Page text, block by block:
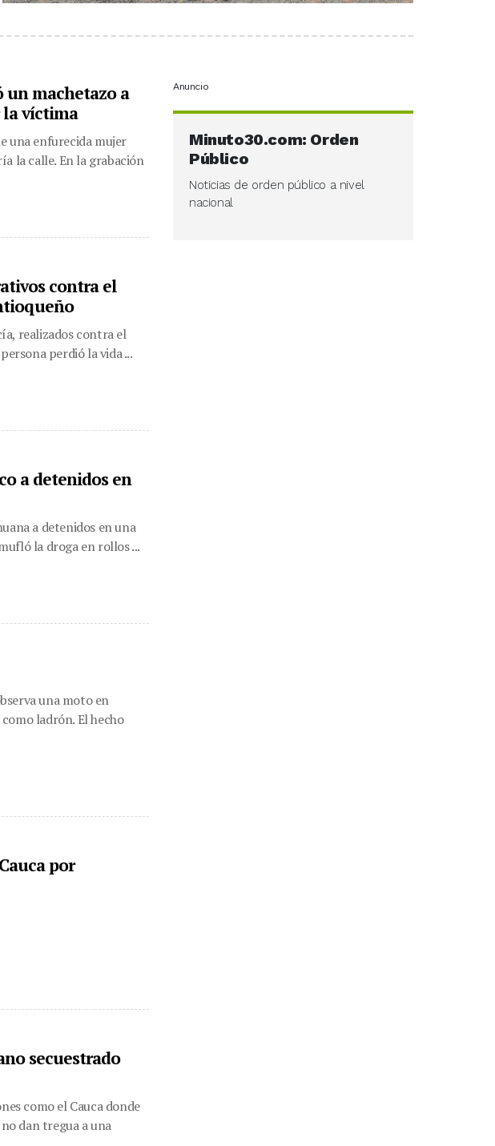
machetazo a
la víctima
una enfurecida mujer
la calle. En la grabación
contra el
realizados contra el
perdió la vida ...
a detenidos en
a detenidos en una
la droga en rollos ...
una moto en
ladrón. El hecho
por
secuestrado
como el Cauca donde
dan tregua a una
Anuncio
Minuto30.com: Orden
Público
Noticias de orden público a nivel
nacional